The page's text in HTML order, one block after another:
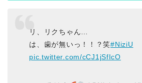
リ、リクちゃん…
は、歯が無いっ！！？笑#NiziU
pic.twitter.com/cCJ1jSfIcO